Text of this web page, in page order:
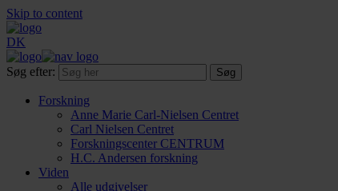
Skip to content
DK
Søg efter:
Forskning
Anne Marie Carl-Nielsen Centret
Carl Nielsen Centret
Forsknings­center CENTRUM
H.C. Andersen forskning
Viden
Alle udgivelser